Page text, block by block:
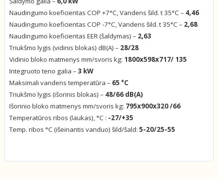
Naudingumo koeficientas COP +7°C, Vandens šild. t 35°C – 4,46
Naudingumo koeficientas COP -7°C, Vandens šild. t 35°C – 2,68
Naudingumo koeficientas EER (šaldymas) – 2,63
Triukšmo lygis (vidinis blokas) dB(A) – 28/28
Vidinio bloko matmenys mm/svoris kg: 1800x598x717/ 135
Integruoto teno galia – 3 kW
Maksimali vandens temperatūra – 65 °C
Triukšmo lygis (išorinis blokas) – 48/66 dB(A)
Išorinio bloko matmenys mm/svoris kg: 795x900x320 /66
Temperatūros ribos (laukas), °C : -27/+35
Temp. ribos °C (išeinantis vanduo) šild/šald: 5-20/25-55